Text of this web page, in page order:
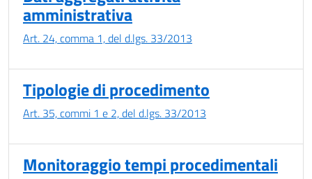
amministrativa
Art. 24, comma 1, del d.lgs. 33/2013
Tipologie di procedimento
Art. 35, commi 1 e 2, del d.lgs. 33/2013
Monitoraggio tempi procedimentali